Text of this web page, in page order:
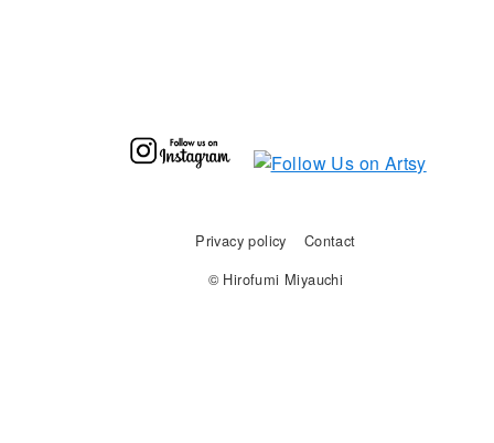
Privacy policy
Contact
© Hirofumi Miyauchi